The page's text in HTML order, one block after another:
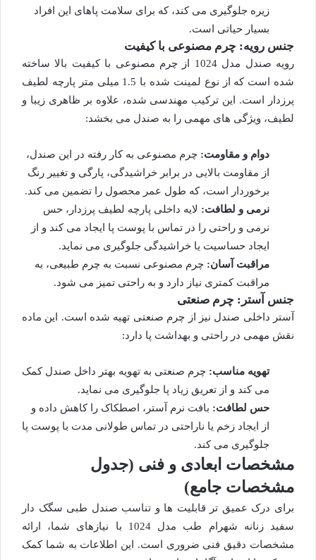
زیره جلوگیری می کند، که برای سلامت پاهای این افراد
بسیار حیاتی است.
جنس رویه: چرم مصنوعی با کیفیت
رویه صندل مدل 1024 از چرم مصنوعی با کیفیت بالا ساخته
شده است که از نوع لمینت شده با 1.5 میلی متر پارچه لطیف
پرزدار است. این ترکیب مهندسی شده، علاوه بر ظاهری زیبا و
لطیف، ویژگی های مهمی را به صندل می بخشد:
دوام و مقاومت: چرم مصنوعی به کار رفته در این صندل،
از مقاومت بالایی در برابر خراشیدگی، پارگی و تغییر رنگ
برخوردار است، که طول عمر محصول را تضمین می کند.
نرمی و لطافت: لایه داخلی پارچه لطیف پرزدار، حس
نرمی و راحتی را در تماس با پوست پا ایجاد می کند و از
ایجاد حساسیت یا خراشیدگی جلوگیری می نماید.
مراقبت آسان: چرم مصنوعی نسبت به چرم طبیعی، به
مراقبت کمتری نیاز دارد و به راحتی تمیز می شود.
جنس آستر: چرم صنعتی
آستر داخلی صندل نیز از چرم صنعتی تهیه شده است. این ماده
نقش مهمی در راحتی و بهداشت پا دارد:
تهویه مناسب: چرم صنعتی به تهویه بهتر داخل صندل کمک
می کند و از تعریق زیاد پا جلوگیری می نماید.
حس لطافت: بافت نرم آستر، اصطکاک را کاهش داده و
از ایجاد زخم یا ناراحتی در تماس طولانی مدت با پوست پا
جلوگیری می کند.
مشخصات ابعادی و فنی (جدول
مشخصات جامع)
برای درک عمیق تر قابلیت ها و تناسب صندل طبی سگک دار
سفید زنانه شهرام طب مدل 1024 با نیازهای شما، ارائه
مشخصات دقیق فنی ضروری است. این اطلاعات به شما کمک